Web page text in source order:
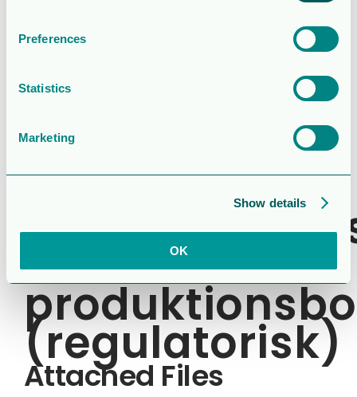
Preferences
Statistics
Marketing
Show details
OK
och Lundin
Energy
skapar
framtidens
ledande
och
(regulatorisk)
Attached Files